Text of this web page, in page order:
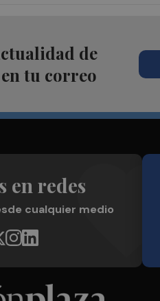
de
tu correo
en redes
cualquier medio